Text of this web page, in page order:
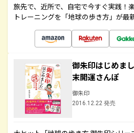
旅先で、近所で、自宅で今すぐ実践！
トレーニングを「地球の歩き方」が最
御朱印はじめ
末開運さんぽ
御朱印
2016.12.22 発売